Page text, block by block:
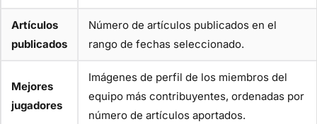
Artículos
publicados
Número de artículos publicados en el
rango de fechas seleccionado.
Mejores
jugadores
Imágenes de perfil de los miembros del
equipo más contribuyentes, ordenadas por
número de artículos aportados.